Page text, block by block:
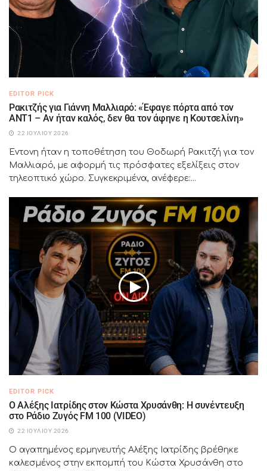
EDITOR PICK
Ρακιτζής για Γιάννη Μαλλιαρό: «Έφαγε πόρτα από τον
ΑΝΤ1 – Αν ήταν καλός, δεν θα τον άφηνε η Κουτσελίνη»
22 ΙΟΥΛΊΟΥ 2026
Έντονη ήταν η τοποθέτηση του Θοδωρή Ρακιτζή για τον
Μαλλιαρό, με αφορμή τις πρόσφατες εξελίξεις στον
τηλεοπτικό χώρο. Συγκεκριμένα, ανέφερε:...
EDITOR PICK
Ο Αλέξης Ιατρίδης στον Κώστα Χρυσάνθη: Η συνέντευξη
στο Ράδιο Ζυγός FM 100 (VIDEO)
22 ΙΟΥΛΊΟΥ 2026
Ο αγαπημένος ερμηνευτής Αλέξης Ιατρίδης βρέθηκε
καλεσμένος στην εκπομπή του Κώστα Χρυσάνθη στο